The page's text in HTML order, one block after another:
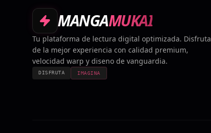
MANGAMUKAI
Tu plataforma de lectura digital optimizada. Disfruta
de la mejor experiencia con calidad premium,
velocidad warp y diseno de vanguardia.
DISFRUTA IMAGINA